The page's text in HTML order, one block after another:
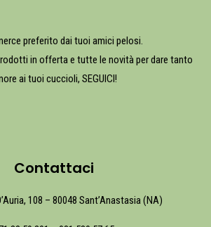
preferito dai tuoi amici pelosi.
in offerta e tutte le novità per dare tanto
ai tuoi cuccioli, SEGUICI!
Contattaci
108 – 80048 Sant’Anastasia (NA)